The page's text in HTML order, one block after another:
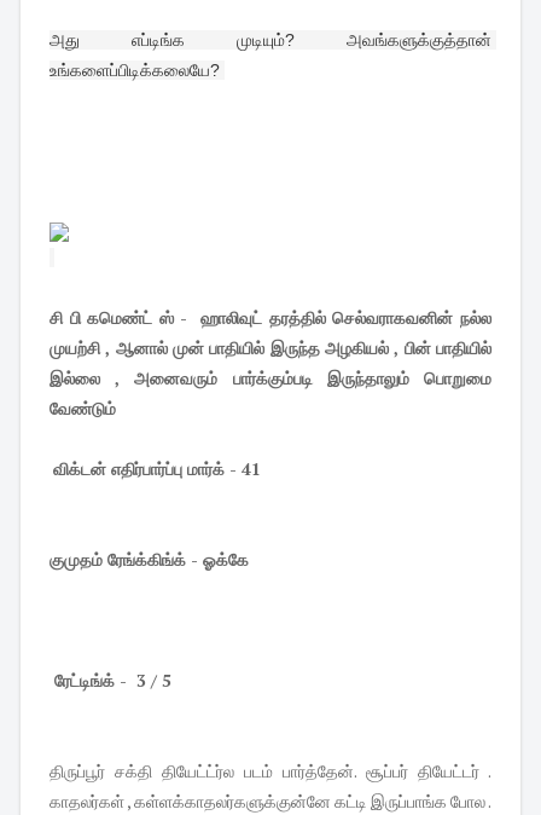
அது எப்டிங்க முடியும்? அவங்களுக்குத்தான்
உங்களைப்பிடிக்கலையே?
சி பி கமெண்ட் ஸ் - ஹாலிவுட் தரத்தில் செல்வராகவனின் நல்ல
முயற்சி , ஆனால் முன் பாதியில் இருந்த அழகியல் , பின் பாதியில்
இல்லை , அனைவரும் பார்க்கும்படி இருந்தாலும் பொறுமை
வேண்டும்
விக்டன் எதிர்பார்ப்பு மார்க் - 41
குமுதம் ரேங்க்கிங்க் - ஓக்கே
ரேட்டிங்க் - 3 / 5
திருப்பூர் சக்தி தியேட்ட்ர்ல படம் பார்த்தேன். சூப்பர் தியேட்டர் .
காதலர்கள் , கள்ளக்காதலர்களுக்குன்னே கட்டி இருப்பாங்க போல .